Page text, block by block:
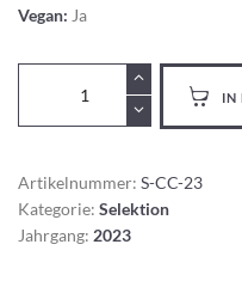
Vegan: Ja
Cabernet
IN
Artikelnummer: S-CC-23
Kategorie: Selektion
Jahrgang: 2023